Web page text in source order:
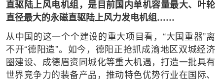
直驱陆上风电机组，是目前国内单机容量最大、叶轮
直径最大的永磁直驱陆上风力发电机组……
从中国的这一个个建设的重大项目看，“大国重器”离
不开“德阳造”。如今，德阳正抢抓成渝地区双城经济
圈建设、成德眉资同城化等重大机遇，打造一批具有
世界竞争力的装备产品，推动特色优势行业在国际、